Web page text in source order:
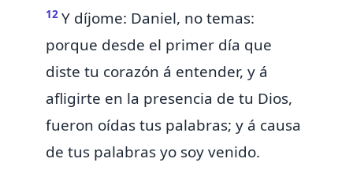
12 Y díjome: Daniel, no temas:
porque desde el primer día que
diste tu corazón á entender, y á
afligirte en la presencia de tu Dios,
fueron oídas tus palabras; y á causa
de tus palabras yo soy venido.